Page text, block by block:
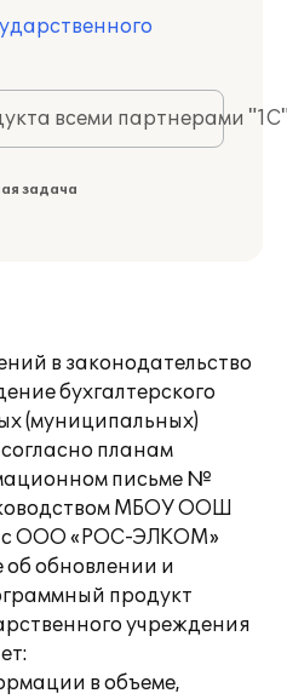
всеми партнерами
задача
в законодательство
бухгалтерского
(муниципальных)
планам
письме №
МБОУ ООШ
с ООО «РОС-ЭЛКОМ»
обновлении и
продукт
учреждения
в объеме,